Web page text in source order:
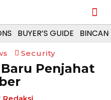
BUYER’S GUIDE
Security
Penjahat